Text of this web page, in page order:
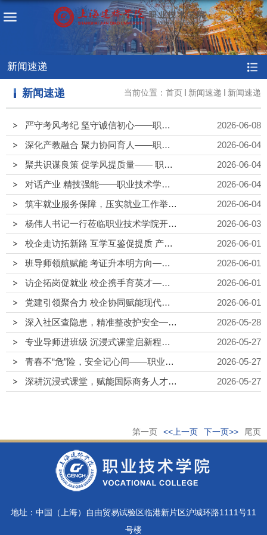
新闻速递
当前位置： 首页 新闻速递 新闻速递
新闻速递
严守考风考纪 坚守诚信初心——职业技术学院开展诚信考试主题班会
2026-06-08
深化产教融合 聚力协同育人——职业技术学院走访就业实践基地上海东泽国际物流有限公司
2026-06-04
聚共识谋良策 促学风提质量—— 职业技术学院多维度推进“沉浸式课堂”建设系列研讨
2026-06-04
对话产业 精技强能——职业技术学院机电24-1班扎实推进沉浸式课堂与学风建设
2026-06-04
筑牢就业服务保障，压实就业工作举措——职业技术学院召开2026届毕业生就业工作推进会
2026-06-04
杨伟人书记一行莅临职业技术学院开展专题调研
2026-06-03
校企走访拓新路 互学互鉴促提质 产教协同赋能专业育人高质量发展——职业技术学院赴上海远驰专修学院开展专项走访调研
2026-06-01
班导师领航赋能 考证升本明方向——职业技术学院商英 24-1 班扎实推进沉浸式课堂与学风建设
2026-06-01
访企拓岗促就业 校企携手育英才——职业技术学院走访上海积库信息技术有限公司
2026-06-01
党建引领聚合力 校企协同赋能现代服务业高质量发展 ——好利来走进上海建桥学院职业技术学院开展专场宣讲招聘
2026-06-01
深入社区查隐患，精准整改护安全——职业技术学院开展宿舍安全排查整改行动
2026-05-28
专业导师进班级 沉浸式课堂启新程——从“国宴菜单”到“转态译法“职业技术学院商务英语专业探索沉浸式教学新范式
2026-05-27
青春不“危”险，安全记心间——职业技术学院扎实开展学生社区安全主题教育活动
2026-05-27
深耕沉浸式课堂，赋能国际商务人才培养——职业技术学院国商25-1班成功举办班导师进班专题宣讲会
2026-05-27
第一页 <<上一页 下一页>> 尾页
地址：中国（上海）自由贸易试验区临港新片区沪城环路1111号11
号楼